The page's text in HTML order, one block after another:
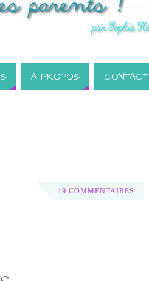
À PROPOS CONTACT
19 COMMENTAIRES